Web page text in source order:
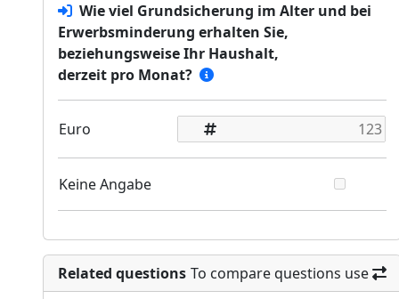
Wie viel Grundsicherung im Alter und bei
Erwerbsminderung erhalten Sie,
beziehungsweise Ihr Haushalt,
derzeit pro Monat?
Euro
Keine Angabe
Related questions To compare questions use